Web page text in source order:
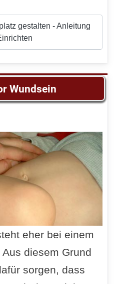
gestalten - Anleitung
Wundsein
eher bei einem
diesem Grund
sorgen, dass